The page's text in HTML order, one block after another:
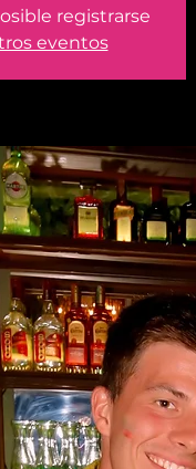
registrarse
eventos